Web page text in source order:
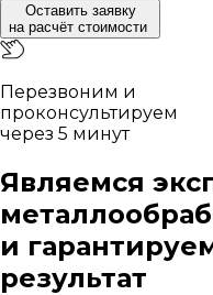
Оставить заявку
на расчёт стоимости
Перезвоним и
проконсультируем
через 5 минут
Являемся
и
результат